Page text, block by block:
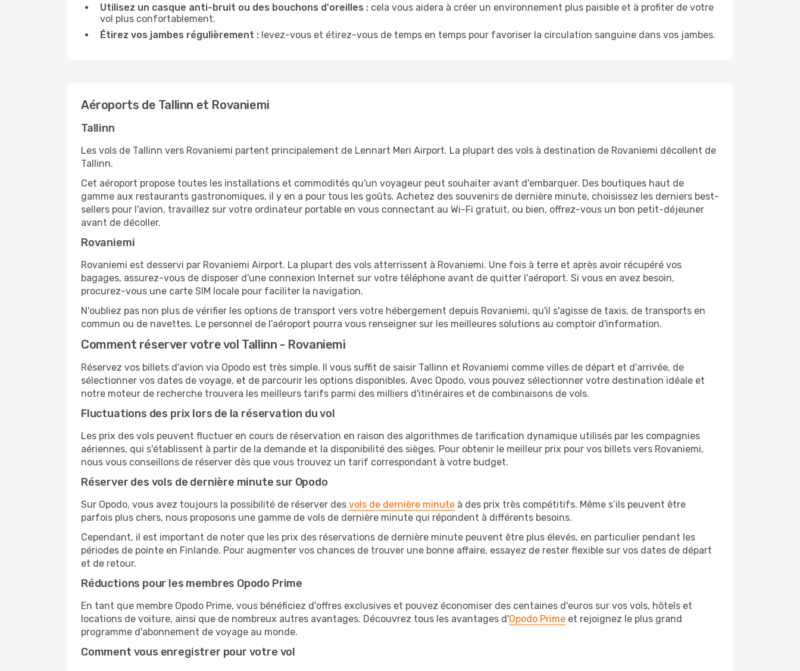
Utilisez un casque anti-bruit ou des bouchons d'oreilles : cela vous aidera à créer un environnement plus paisible et à profiter de votre
vol plus confortablement.
Étirez vos jambes régulièrement : levez-vous et étirez-vous de temps en temps pour favoriser la circulation sanguine dans vos jambes.
Aéroports de Tallinn et Rovaniemi
Tallinn
Les vols de Tallinn vers Rovaniemi partent principalement de Lennart Meri Airport. La plupart des vols à destination de Rovaniemi décollent de
Tallinn.
Cet aéroport propose toutes les installations et commodités qu'un voyageur peut souhaiter avant d'embarquer. Des boutiques haut de
gamme aux restaurants gastronomiques, il y en a pour tous les goûts. Achetez des souvenirs de dernière minute, choisissez les derniers best-
sellers pour l'avion, travaillez sur votre ordinateur portable en vous connectant au Wi-Fi gratuit, ou bien, offrez-vous un bon petit-déjeuner
avant de décoller.
Rovaniemi
Rovaniemi est desservi par Rovaniemi Airport. La plupart des vols atterrissent à Rovaniemi. Une fois à terre et après avoir récupéré vos
bagages, assurez-vous de disposer d'une connexion Internet sur votre téléphone avant de quitter l'aéroport. Si vous en avez besoin,
procurez-vous une carte SIM locale pour faciliter la navigation.
N'oubliez pas non plus de vérifier les options de transport vers votre hébergement depuis Rovaniemi, qu'il s'agisse de taxis, de transports en
commun ou de navettes. Le personnel de l'aéroport pourra vous renseigner sur les meilleures solutions au comptoir d'information.
Comment réserver votre vol Tallinn - Rovaniemi
Réservez vos billets d'avion via Opodo est très simple. Il vous suffit de saisir Tallinn et Rovaniemi comme villes de départ et d'arrivée, de
sélectionner vos dates de voyage, et de parcourir les options disponibles. Avec Opodo, vous pouvez sélectionner votre destination idéale et
notre moteur de recherche trouvera les meilleurs tarifs parmi des milliers d'itinéraires et de combinaisons de vols.
Fluctuations des prix lors de la réservation du vol
Les prix des vols peuvent fluctuer en cours de réservation en raison des algorithmes de tarification dynamique utilisés par les compagnies
aériennes, qui s'établissent à partir de la demande et la disponibilité des sièges. Pour obtenir le meilleur prix pour vos billets vers Rovaniemi,
nous vous conseillons de réserver dès que vous trouvez un tarif correspondant à votre budget.
Réserver des vols de dernière minute sur Opodo
Sur Opodo, vous avez toujours la possibilité de réserver des vols de dernière minute à des prix très compétitifs. Même s’ils peuvent être
parfois plus chers, nous proposons une gamme de vols de dernière minute qui répondent à différents besoins.
Cependant, il est important de noter que les prix des réservations de dernière minute peuvent être plus élevés, en particulier pendant les
périodes de pointe en Finlande. Pour augmenter vos chances de trouver une bonne affaire, essayez de rester flexible sur vos dates de départ
et de retour.
Réductions pour les membres Opodo Prime
En tant que membre Opodo Prime, vous bénéficiez d'offres exclusives et pouvez économiser des centaines d'euros sur vos vols, hôtels et
locations de voiture, ainsi que de nombreux autres avantages. Découvrez tous les avantages d'Opodo Prime et rejoignez le plus grand
programme d'abonnement de voyage au monde.
Comment vous enregistrer pour votre vol